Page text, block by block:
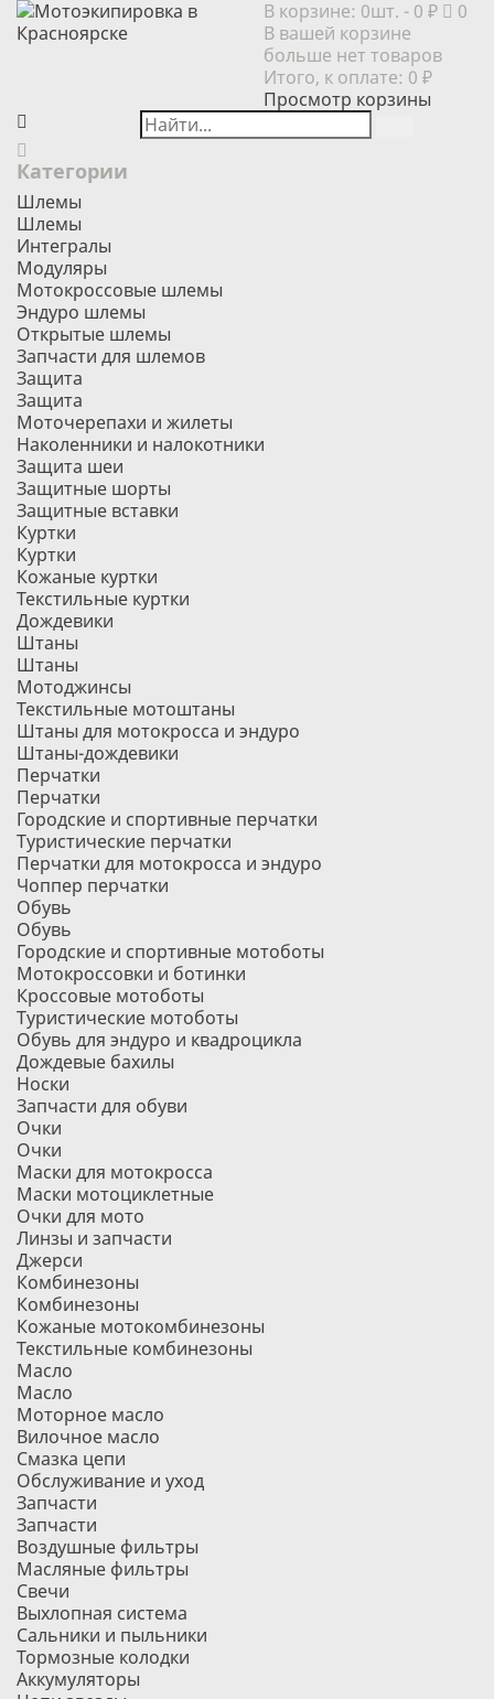
В корзине: 0шт. - 0 ₽
0
В вашей корзине
больше нет товаров
Итого, к оплате: 0 ₽
Просмотр корзины
Категории
Шлемы
Шлемы
Интегралы
Модуляры
Мотокроссовые шлемы
Эндуро шлемы
Открытые шлемы
Запчасти для шлемов
Защита
Защита
Моточерепахи и жилеты
Наколенники и налокотники
Защита шеи
Защитные шорты
Защитные вставки
Куртки
Куртки
Кожаные куртки
Текстильные куртки
Дождевики
Штаны
Штаны
Мотоджинсы
Текстильные мотоштаны
Штаны для мотокросса и эндуро
Штаны-дождевики
Перчатки
Перчатки
Городские и спортивные перчатки
Туристические перчатки
Перчатки для мотокросса и эндуро
Чоппер перчатки
Обувь
Обувь
Городские и спортивные мотоботы
Мотокроссовки и ботинки
Кроссовые мотоботы
Туристические мотоботы
Обувь для эндуро и квадроцикла
Дождевые бахилы
Носки
Запчасти для обуви
Очки
Очки
Маски для мотокросса
Маски мотоциклетные
Очки для мото
Линзы и запчасти
Джерси
Комбинезоны
Комбинезоны
Кожаные мотокомбинезоны
Текстильные комбинезоны
Масло
Масло
Моторное масло
Вилочное масло
Смазка цепи
Обслуживание и уход
Запчасти
Запчасти
Воздушные фильтры
Масляные фильтры
Свечи
Выхлопная система
Сальники и пыльники
Тормозные колодки
Аккумуляторы